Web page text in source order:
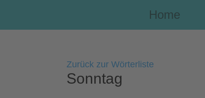
Home
Zurück zur Wörterliste
Sonntag